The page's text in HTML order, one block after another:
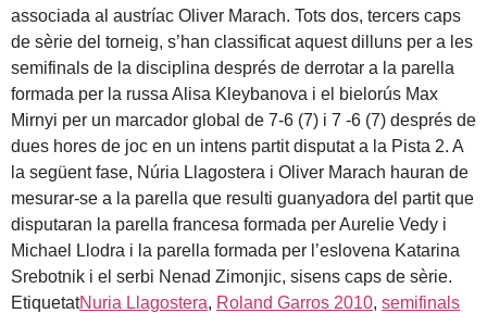
associada al austríac Oliver Marach. Tots dos, tercers caps
de sèrie del torneig, s’han classificat aquest dilluns per a les
semifinals de la disciplina després de derrotar a la parella
formada per la russa Alisa Kleybanova i el bielorús Max
Mirnyi per un marcador global de 7-6 (7) i 7 -6 (7) després de
dues hores de joc en un intens partit disputat a la Pista 2. A
la següent fase, Núria Llagostera i Oliver Marach hauran de
mesurar-se a la parella que resulti guanyadora del partit que
disputaran la parella francesa formada per Aurelie Vedy i
Michael Llodra i la parella formada per l’eslovena Katarina
Srebotnik i el serbi Nenad Zimonjic, sisens caps de sèrie.
EtiquetatNuria Llagostera, Roland Garros 2010, semifinals